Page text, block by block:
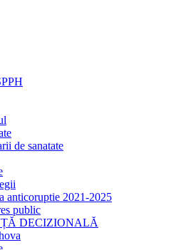
de sanatate
anticoruptie 2021-2025
public
DECIZIONALĂ